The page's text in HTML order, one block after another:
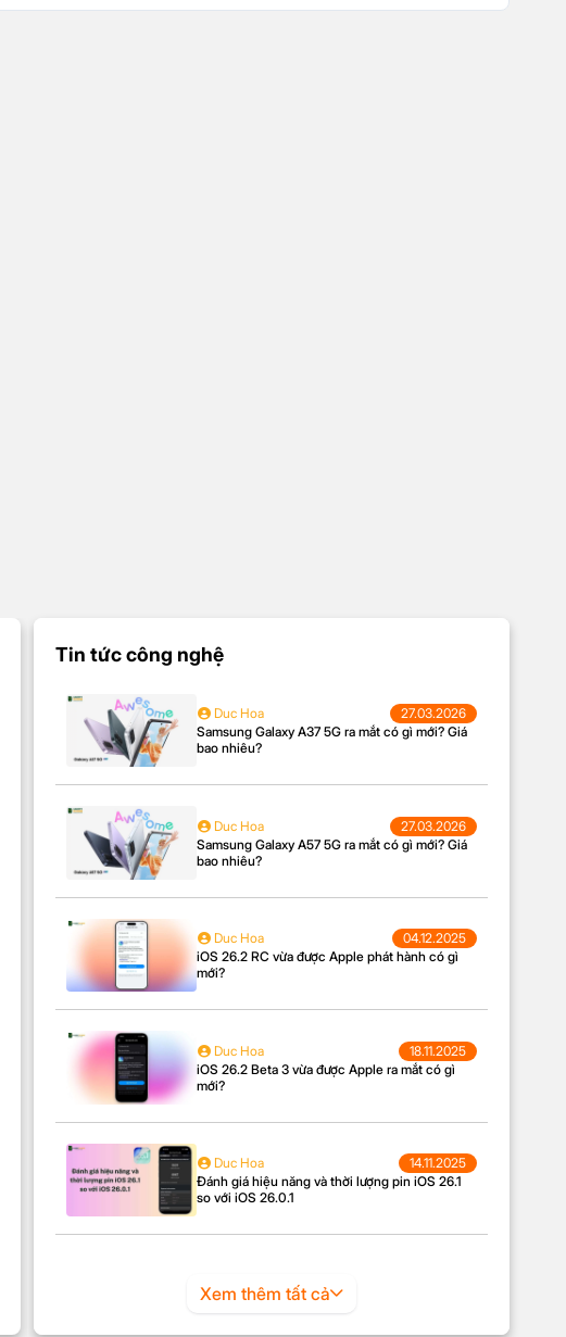
Tin tức công nghệ
Duc Hoa
27.03.2026
Samsung Galaxy A37 5G ra mắt có gì mới? Giá
bao nhiêu?
Duc Hoa
27.03.2026
Samsung Galaxy A57 5G ra mắt có gì mới? Giá
bao nhiêu?
Duc Hoa
04.12.2025
iOS 26.2 RC vừa được Apple phát hành có gì
mới?
Duc Hoa
18.11.2025
iOS 26.2 Beta 3 vừa được Apple ra mắt có gì
mới?
Duc Hoa
14.11.2025
Đánh giá hiệu năng và thời lượng pin iOS 26.1
so với iOS 26.0.1
Xem thêm tất cả